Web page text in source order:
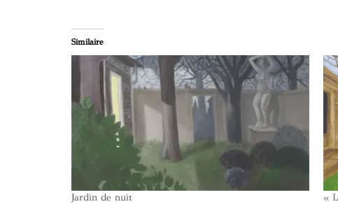
Similaire
Jardin de nuit
«